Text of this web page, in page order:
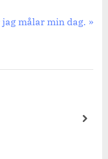
jag målar min dag.
next